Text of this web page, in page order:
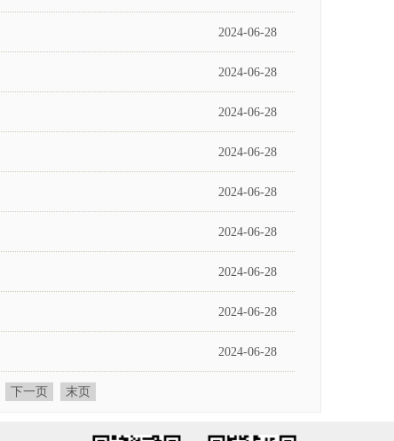
2024-06-28
2024-06-28
2024-06-28
2024-06-28
2024-06-28
2024-06-28
2024-06-28
2024-06-28
2024-06-28
下一页 末页